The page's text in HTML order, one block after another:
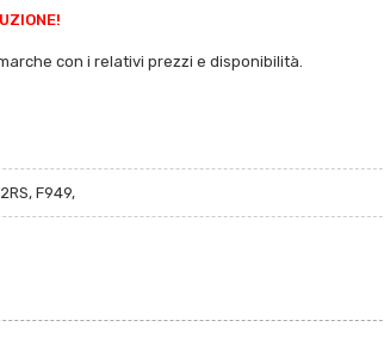
con i relativi prezzi e disponibilità.
F949,